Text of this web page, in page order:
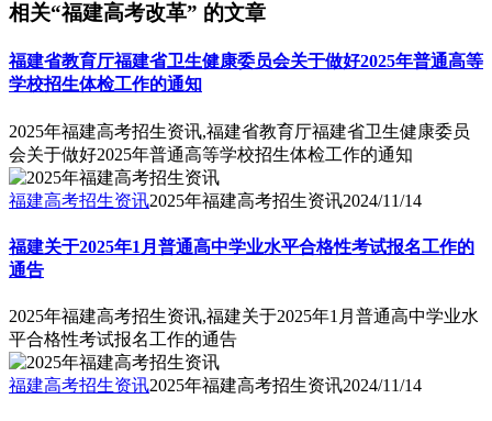
相关“福建高考改革” 的文章
福建省教育厅福建省卫生健康委员会关于做好2025年普通高等
学校招生体检工作的通知
2025年福建高考招生资讯,福建省教育厅福建省卫生健康委员
会关于做好2025年普通高等学校招生体检工作的通知
福建高考招生资讯2025年福建高考招生资讯2024/11/14
福建关于2025年1月普通高中学业水平合格性考试报名工作的
通告
2025年福建高考招生资讯,福建关于2025年1月普通高中学业水
平合格性考试报名工作的通告
福建高考招生资讯2025年福建高考招生资讯2024/11/14